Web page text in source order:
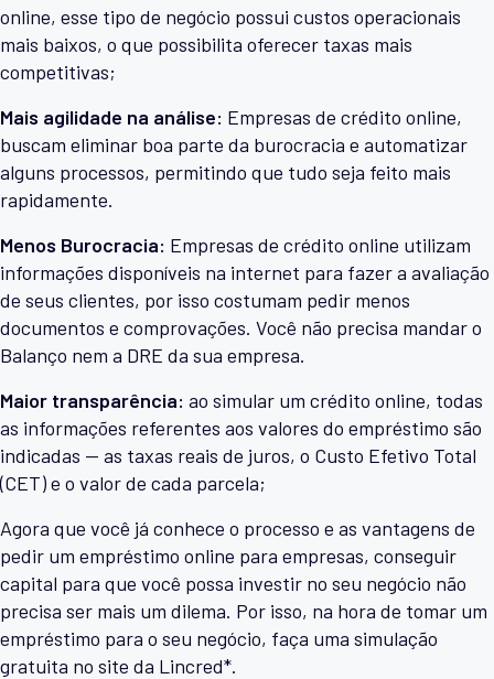
online, esse tipo de negócio possui custos operacionais
mais baixos, o que possibilita oferecer taxas mais
competitivas;
Mais agilidade na análise: Empresas de crédito online,
buscam eliminar boa parte da burocracia e automatizar
alguns processos, permitindo que tudo seja feito mais
rapidamente.
Menos Burocracia: Empresas de crédito online utilizam
informações disponíveis na internet para fazer a avaliação
de seus clientes, por isso costumam pedir menos
documentos e comprovações. Você não precisa mandar o
Balanço nem a DRE da sua empresa.
Maior transparência: ao simular um crédito online, todas
as informações referentes aos valores do empréstimo são
indicadas — as taxas reais de juros, o Custo Efetivo Total
(CET) e o valor de cada parcela;
Agora que você já conhece o processo e as vantagens de
pedir um empréstimo online para empresas, conseguir
capital para que você possa investir no seu negócio não
precisa ser mais um dilema. Por isso, na hora de tomar um
empréstimo para o seu negócio, faça uma simulação
gratuita no site da Lincred*.